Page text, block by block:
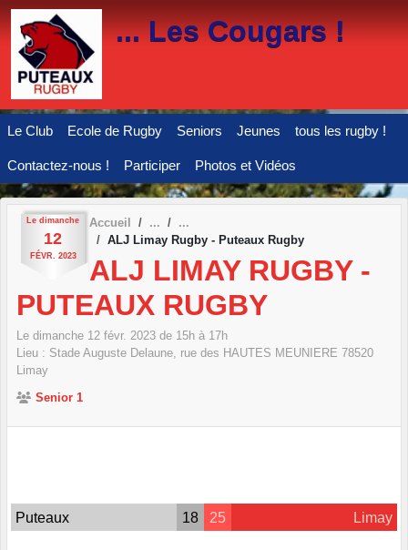
... Les Cougars !
Le Club Ecole de Rugby Seniors Jeunes tous les rugby !
Contactez-nous ! Participer Photos et Vidéos
Le dimanche
12
FÉVR. 2023
Accueil
ALJ Limay Rugby - Puteaux Rugby
ALJ LIMAY RUGBY -
PUTEAUX RUGBY
Le dimanche 12 févr. 2023 de 15h à 17h
Lieu : Stade Auguste Delaune, rue des HAUTES MEUNIERE 78520
Limay
Senior 1
Puteaux 18 25 Limay
Panneau de gestion des cookies